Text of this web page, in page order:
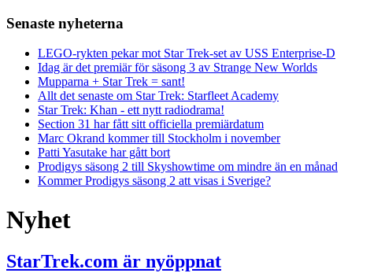
Senaste nyheterna
LEGO-rykten pekar mot Star Trek-set av USS Enterprise-D
Idag är det premiär för säsong 3 av Strange New Worlds
Mupparna + Star Trek = sant!
Allt det senaste om Star Trek: Starfleet Academy
Star Trek: Khan - ett nytt radiodrama!
Section 31 har fått sitt officiella premiärdatum
Marc Okrand kommer till Stockholm i november
Patti Yasutake har gått bort
Prodigys säsong 2 till Skyshowtime om mindre än en månad
Kommer Prodigys säsong 2 att visas i Sverige?
Nyhet
StarTrek.com är nyöppnat